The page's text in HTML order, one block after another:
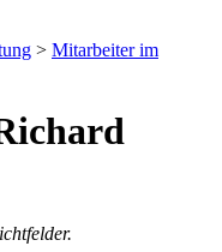
> Mitarbeiter im